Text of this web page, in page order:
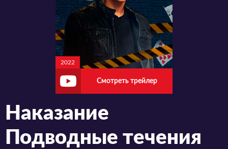
2022
Смотреть трейлер
Наказание
Подводные течения